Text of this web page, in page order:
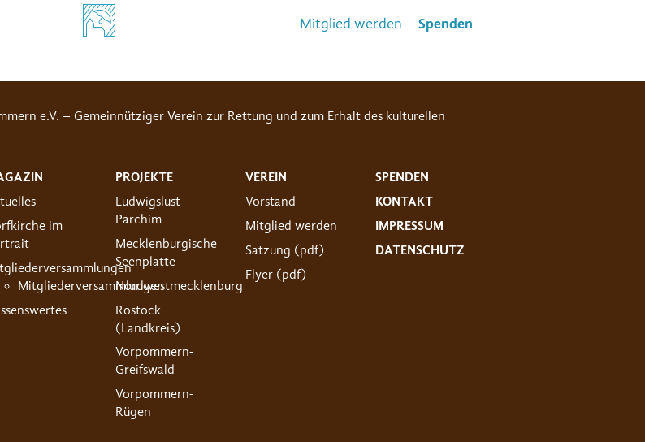
Mitglied werden Spenden
e.V. – Gemeinnütziger Verein zur Rettung und zum Erhalt des kulturellen
im
Mitgliederversammlungen
PROJEKTE
Ludwigslust-
Parchim
Mecklenburgische
Seenplatte
Nordwestmecklenburg
Rostock
(Landkreis)
Vorpommern-
Greifswald
Vorpommern-
Rügen
VEREIN
Vorstand
Mitglied werden
Satzung (pdf)
Flyer (pdf)
SPENDEN
KONTAKT
IMPRESSUM
DATENSCHUTZ